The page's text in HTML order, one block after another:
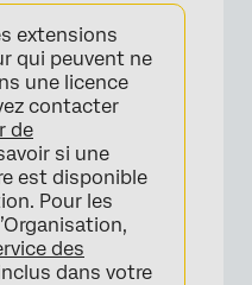
extensions
qui peuvent ne
une licence
contacter
de
si une
est disponible
Pour les
des
dans votre